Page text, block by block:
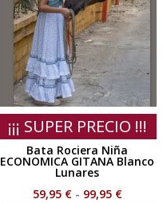
¡¡¡ SUPER PRECIO !!!
Bata Rociera Niña
ECONOMICA GITANA Blanco
Lunares
59,95 € - 99,95 €Rango